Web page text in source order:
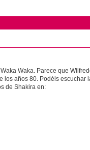
Waka. Parece que
los años 80. Podéis escuchar
de Shakira en: